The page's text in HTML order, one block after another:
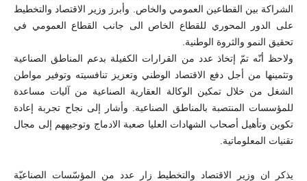
الشراكة بين القطاعين العمومي والخاص. وأبرز وزير الاقتصاد والتخطيط
على الدور المحوري للقطاع الخاص الى جانب القطاع العمومي في
تحقيق النمو والثروة الوطنية.
ولاحظ أنّه تمّ إتخاذ عدد من القرارات الكفيلة بدعم المناطق الصناعية
وتثمينها من أجل دفع الاقتصاد الوطني وتعزيز تنافسيته وتوفير مواطن
الشغل من خلال تمكين الوكالة العقارية الصناعية من آليات مساعدة
للمؤسسات المنتصبة بالمناطق الصناعية. وأشار إلى نجاح تجربة إعادة
تكوين وتأهيل أصحاب الشهادات العليا صعبة الادماج وتوجيههم إلى مجال
تقنيات المعلوماتية.
يذكر ان وزير الاقتصاد والتخطيط زار عدد من المؤسّسات الصناعيّة